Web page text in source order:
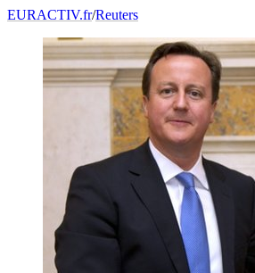
EURACTIV.fr/Reuters